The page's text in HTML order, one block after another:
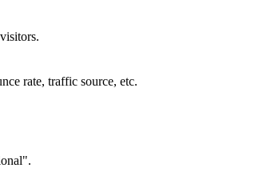
rate, traffic source, etc.